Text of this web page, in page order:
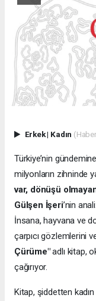
Erkek| Kadın
Türkiye’nin
milyonların zihninde
var, dönüşü
Gülşen İşeri’nin
İnsana, hayvana ve
çarpıcı gözlemlerini
Çürüme"adlı kitap,
çağırıyor.
Kitap, şiddetten